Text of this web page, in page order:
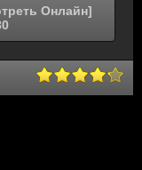
Онлайн]